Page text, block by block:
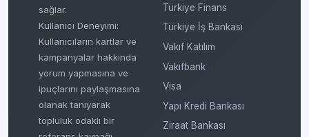
sağlar.
Kullanıcı Deneyimi:
Kullanıcıların kartlar ve
kampanyalar hakkında
yorum yapmasına ve
ipuçlarını paylaşmasına
olanak tanıyarak
topluluk odaklı bir
Türkiye Finans
Türkiye İş Bankası
Vakıf Katılım
Vakıfbank
Visa
Yapı Kredi Bankası
Ziraat Bankası